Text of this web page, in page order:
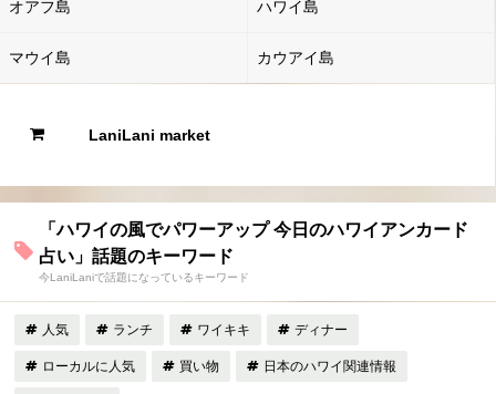
オアフ島 ハワイ島
マウイ島 カウアイ島
LaniLani market
「ハワイの風でパワーアップ 今日のハワイアンカード
占い」話題のキーワード
今LaniLaniで話題になっているキーワード
人気 ランチ ワイキキ ディナー
ローカルに人気 買い物 日本のハワイ関連情報